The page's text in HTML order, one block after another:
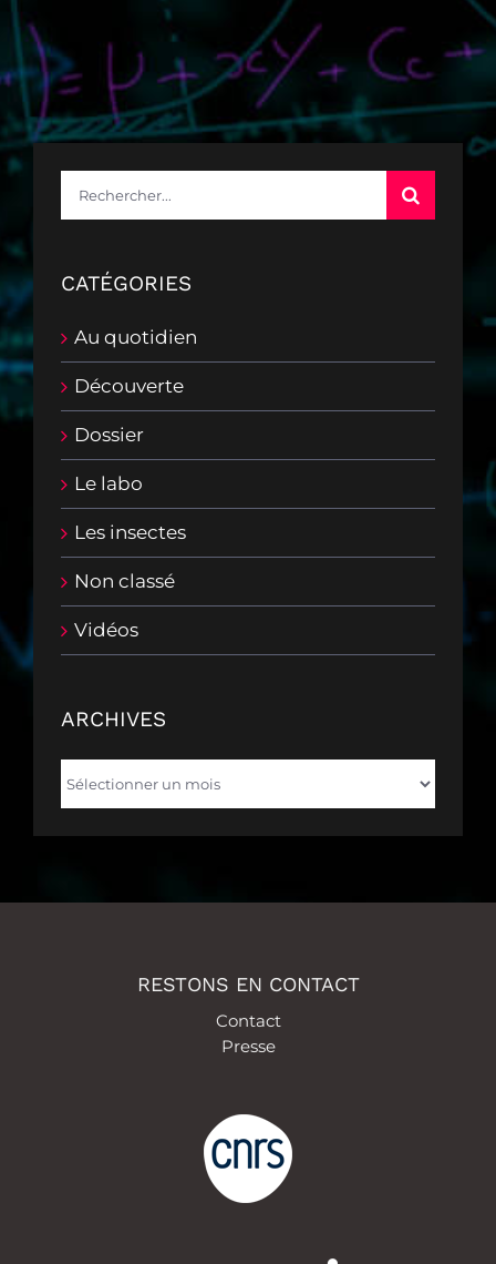
CATÉGORIES
Au quotidien
Découverte
Dossier
Le labo
Les insectes
Non classé
Vidéos
ARCHIVES
RESTONS EN CONTACT
Contact
Presse